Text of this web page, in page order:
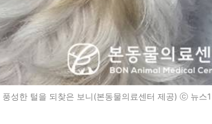
성한 털을 되찾은 보니(본동물의료센터 제공) ⓒ 뉴스1